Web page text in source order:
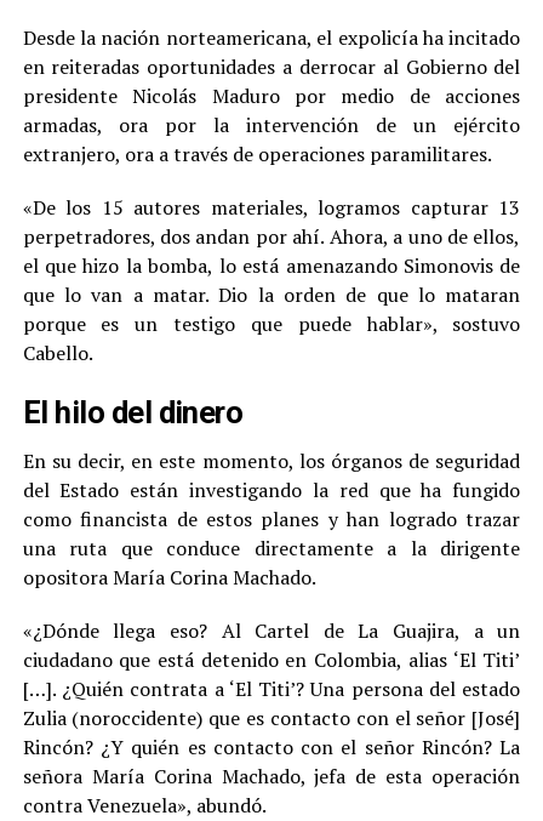
Desde la nación norteamericana, el expolicía ha incitado
en reiteradas oportunidades a derrocar al Gobierno del
presidente Nicolás Maduro por medio de acciones
armadas, ora por la intervención de un ejército
extranjero, ora a través de operaciones paramilitares.
«De los 15 autores materiales, logramos capturar 13
perpetradores, dos andan por ahí. Ahora, a uno de ellos,
el que hizo la bomba, lo está amenazando Simonovis de
que lo van a matar. Dio la orden de que lo mataran
porque es un testigo que puede hablar», sostuvo
Cabello.
El hilo del dinero
En su decir, en este momento, los órganos de seguridad
del Estado están investigando la red que ha fungido
como financista de estos planes y han logrado trazar
una ruta que conduce directamente a la dirigente
opositora María Corina Machado.
«¿Dónde llega eso? Al Cartel de La Guajira, a un
ciudadano que está detenido en Colombia, alias ‘El Titi’
[…]. ¿Quién contrata a ‘El Titi’? Una persona del estado
Zulia (noroccidente) que es contacto con el señor [José]
Rincón? ¿Y quién es contacto con el señor Rincón? La
señora María Corina Machado, jefa de esta operación
contra Venezuela», abundó.